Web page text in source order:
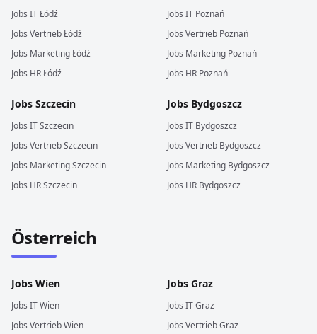
Jobs ITŁódź
Jobs VertriebŁódź
Jobs MarketingŁódź
Jobs HRŁódź
Jobs IT Poznań
Jobs Vertrieb Poznań
Jobs Marketing Poznań
Jobs HR Poznań
Jobs Szczecin
Jobs ITSzczecin
Jobs VertriebSzczecin
Jobs MarketingSzczecin
Jobs HRSzczecin
Jobs Bydgoszcz
Jobs IT Bydgoszcz
Jobs Vertrieb Bydgoszcz
Jobs Marketing Bydgoszcz
Jobs HR Bydgoszcz
Österreich
Jobs Wien
Jobs ITWien
Jobs VertriebWien
Jobs Graz
Jobs ITGraz
Jobs VertriebGraz